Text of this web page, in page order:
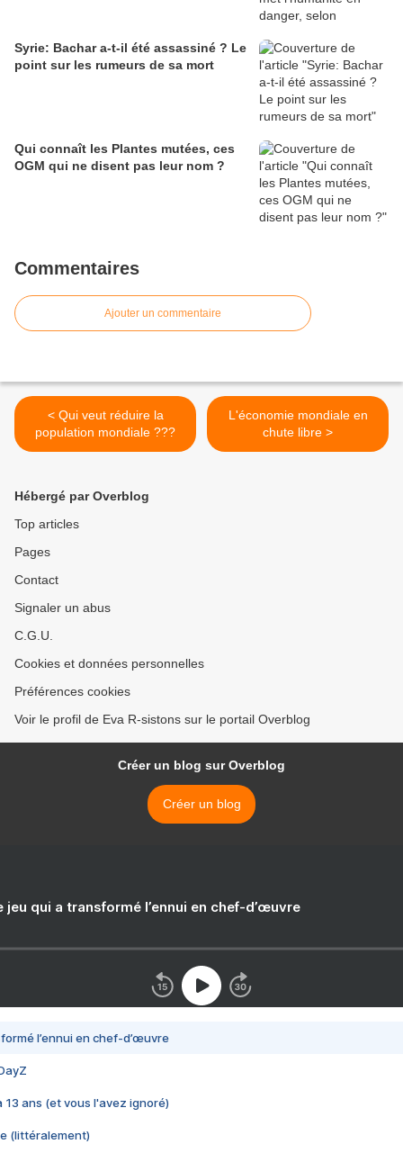
Syrie: Bachar a-t-il été assassiné ? Le
point sur les rumeurs de sa mort
Qui connaît les Plantes mutées, ces
OGM qui ne disent pas leur nom ?
Commentaires
Ajouter un commentaire
< Qui veut réduire la
population mondiale ???
L'économie mondiale en
chute libre >
Hébergé par Overblog
Top articles
Pages
Contact
Signaler un abus
C.G.U.
Cookies et données personnelles
Préférences cookies
Voir le profil de Eva R-sistons sur le portail Overblog
Créer un blog sur Overblog
Créer un blog
jeu qui a transformé l’ennui en chef-d’œuvre
l’ennui en chef-d’œuvre
13 ans (et vous l'avez ignoré)
(littéralement)